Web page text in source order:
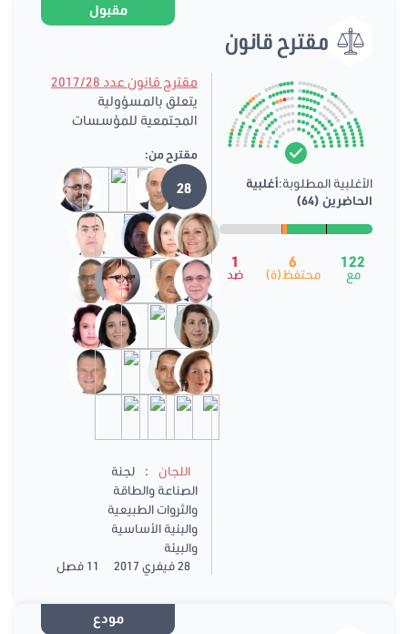
مقبول
مقترح قانون
الأغلبية المطلوبة:أغلبية
الحاضرين (64)
122
مع
6
محتفظ(ة)
1
ضد
مقترح قانون عدد 2017/28
يتعلق بالمسؤولية
المجتمعية للمؤسسات
مقترح من:
28
اللجان :
لجنة
الصناعة والطاقة
والثروات الطبيعية
والبنية الأساسية
والبيئة
28 فيفري 2017
11 فصل
مودع